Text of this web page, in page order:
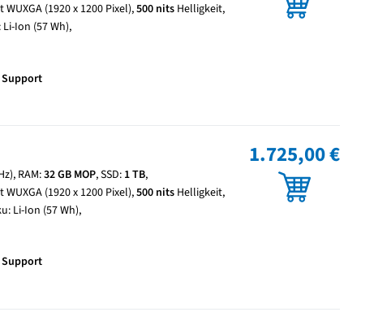
(1920 x 1200 Pixel),500 nits Helligkeit,
Li-Ion (57 Wh),
RAM:32 GB MOP, SSD: 1 TB,
(1920 x 1200 Pixel),500 nits Helligkeit,
Li-Ion (57 Wh),
1.725,00 €